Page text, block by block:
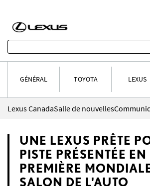
GÉNÉRAL TOYOTA LEXUS
Lexus CanadaSalle de nouvelles
UNE LEXUS PRÊTE
PISTE PRÉSENTÉE
PREMIÈRE
SALON DE L'AUTO